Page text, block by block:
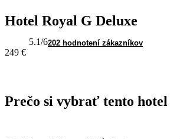
Hotel Royal G Deluxe
5.1/6202 hodnotení zákazníkov
249 €
Prečo si vybrať tento hotel